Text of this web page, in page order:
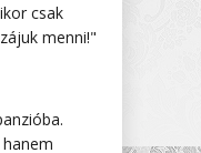
csak
menni!"